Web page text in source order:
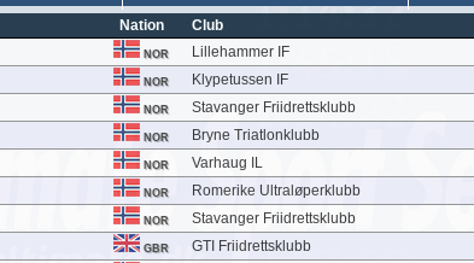
Nation Club
NOR Lillehammer IF
NOR Klypetussen IF
NOR Stavanger Friidrettsklubb
NOR Bryne Triatlonklubb
NOR Varhaug IL
NOR Romerike Ultraløperklubb
NOR Stavanger Friidrettsklubb
GBR GTI Friidrettsklubb